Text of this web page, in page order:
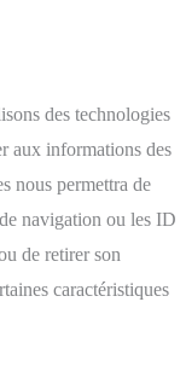
des technologies
aux informations des
nous permettra de
navigation ou les ID
de retirer son
caractéristiques